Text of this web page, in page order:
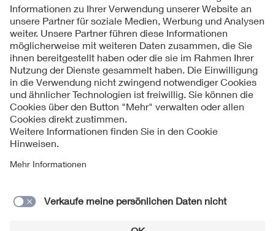
Kontakt
Impressum
Datenschutzinformationen
Cookie Hinweise
Compliance
Jahresarchiv